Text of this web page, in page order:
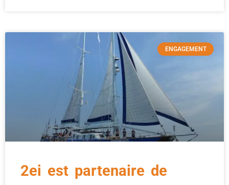
ENGAGEMENT
2ei est partenaire de